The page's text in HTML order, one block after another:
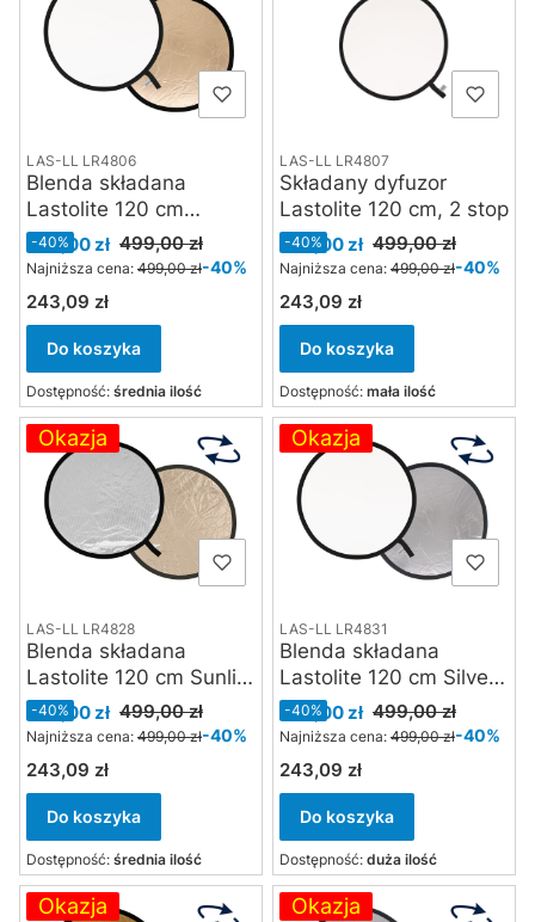
LAS-LL LR4806
Blenda składana
Lastolite 120 cm
Sunfire / White
Cena promocyjna
299,00 zł 499,00 zł
-40%
Najniższa cena: 499,00 zł-40%
Cena
243,09 zł
Do koszyka
Dostępność: średnia ilość
LAS-LL LR4807
Składany dyfuzor
Lastolite 120 cm, 2 stop
Cena promocyjna
299,00 zł 499,00 zł
-40%
Najniższa cena: 499,00 zł-40%
Cena
243,09 zł
Do koszyka
Dostępność: mała ilość
Okazja
LAS-LL LR4828
Blenda składana
Lastolite 120 cm Sunlite
/ Soft Silver
Cena promocyjna
299,00 zł 499,00 zł
-40%
Najniższa cena: 499,00 zł-40%
Cena
243,09 zł
Do koszyka
Dostępność: średnia ilość
Okazja
LAS-LL LR4831
Blenda składana
Lastolite 120 cm Silver /
White
Cena promocyjna
299,00 zł 499,00 zł
-40%
Najniższa cena: 499,00 zł-40%
Cena
243,09 zł
Do koszyka
Dostępność: duża ilość
Okazja Okazja